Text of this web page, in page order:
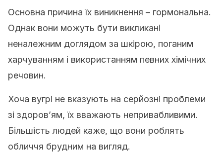
Основна причина їх виникнення – гормональна.
Однак вони можуть бути викликані
неналежним доглядом за шкірою, поганим
харчуванням і використанням певних хімічних
речовин.
Хоча вугрі не вказують на серйозні проблеми
зі здоров’ям, їх вважають непривабливими.
Більшість людей каже, що вони роблять
обличчя брудним на вигляд.